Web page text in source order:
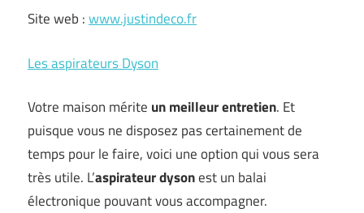
Site web :www.justindeco.fr
Les aspirateurs Dyson
Votre maison mérite un meilleur entretien. Et
puisque vous ne disposez pas certainement de
temps pour le faire, voici une option qui vous sera
très utile. L’aspirateur dysonest un balai
électronique pouvant vous accompagner.